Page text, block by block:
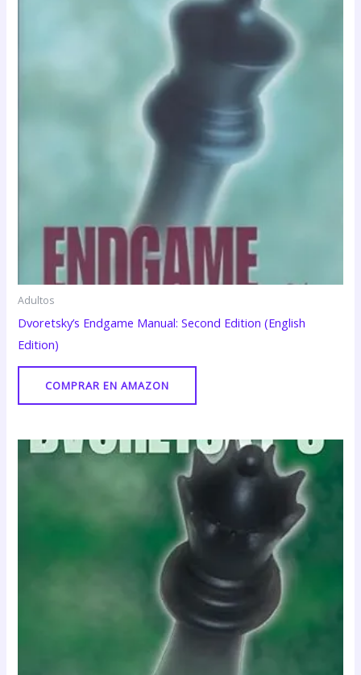
Adultos
Dvoretsky’s Endgame Manual: Second Edition (English
Edition)
COMPRAR EN AMAZON